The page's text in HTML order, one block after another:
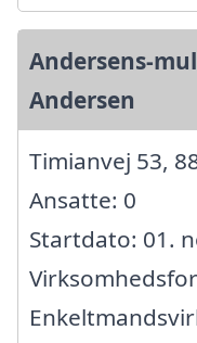
Andersens-
Andersen
Timianvej 53,
Ansatte: 0
Startdato: 01.